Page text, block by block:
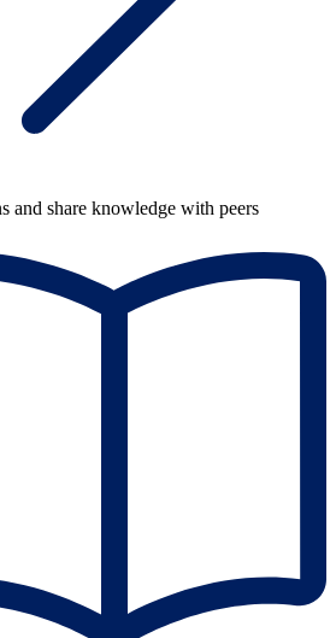
and share knowledge with peers